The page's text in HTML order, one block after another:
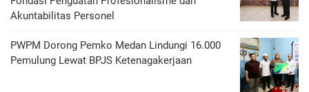
Akuntabilitas Personel
PWPM Dorong Pemko Medan Lindungi 16.000
Pemulung Lewat BPJS Ketenagakerjaan